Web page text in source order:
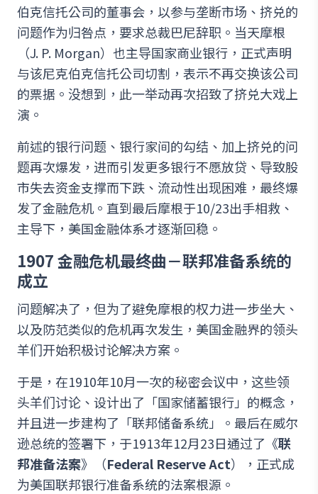
伯克信托公司的董事会，以参与垄断市场、挤兑的
问题作为归咎点，要求总裁巴尼辞职。当天摩根
（J. P. Morgan）也主导国家商业银行，正式声明
与该尼克伯克信托公司切割，表示不再交换该公司
的票据。没想到，此一举动再次招致了挤兑大戏上
演。
前述的银行问题、银行家间的勾结、加上挤兑的问
题再次爆发，进而引发更多银行不愿放贷、导致股
市失去资金支撑而下跌、流动性出现困难，最终爆
发了金融危机。直到最后摩根于10/23出手相救、
主导下，美国金融体系才逐渐回稳。
1907 金融危机最终曲－联邦准备系统的
成立
问题解决了，但为了避免摩根的权力进一步坐大、
以及防范类似的危机再次发生，美国金融界的领头
羊们开始积极讨论解决方案。
于是，在1910年10月一次的秘密会议中，这些领
头羊们讨论、设计出了「国家储蓄银行」的概念，
并且进一步建构了「联邦储备系统」。最后在威尔
逊总统的签署下，于1913年12月23日通过了《联
邦准备法案》（Federal Reserve Act），正式成
为美国联邦银行准备系统的法案根源。